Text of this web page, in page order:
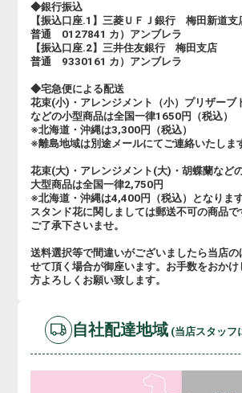
◆銀行振込
【振込口座.1】三菱ＵＦＪ銀行 梅田新道支
普通 0127841 カ）アンブレラ
【振込口座.2】三井住友銀行 梅田支店
普通 9330161 カ）アンブレラ
◆宅急便による配送
花束(小)・アレンジメント（小）プリザーブ
などの小型商品は全国一律1650円（税込）
※北海道・沖縄は3,300円（税込）
※離島地域は別途メールにてご連絡いたしま
花束(大)・アレンジメント(大)・胡蝶蘭など
大型商品は全国一律2,750円
※北海道・沖縄は4,400円（税込）となります
スタンド花に関しましては郵送不可の商品で
ご了承下さいませ。
送料選択等で間違いがございましたら当店の
せて頂く場合が御座います。お手数をおか
方よろしくお願い致します。
自社配達地域 (当店スタッフ